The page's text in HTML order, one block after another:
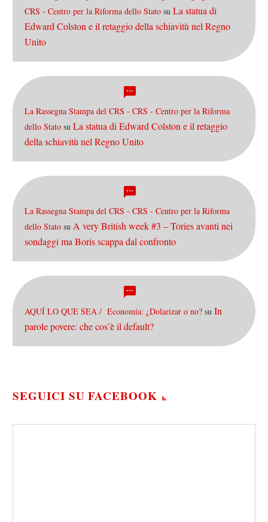
CRS - Centro per la Riforma dello Stato su La statua di
Edward Colston e il retaggio della schiavitù nel Regno
Unito
La Rassegna Stampa del CRS - CRS - Centro per la Riforma
dello Stato su La statua di Edward Colston e il retaggio
della schiavitù nel Regno Unito
La Rassegna Stampa del CRS - CRS - Centro per la Riforma
dello Stato su A very British week #3 – Tories avanti nei
sondaggi ma Boris scappa dal confronto
AQUÍ LO QUE SEA / Economía: ¿Dolarizar o no? su In
parole povere: che cos’è il default?
SEGUICI SU FACEBOOK